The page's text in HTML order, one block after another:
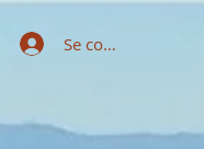
Se connecter